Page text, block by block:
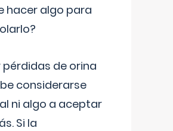
hacer algo para
pérdidas de orina
considerarse
ni algo a aceptar
Si la